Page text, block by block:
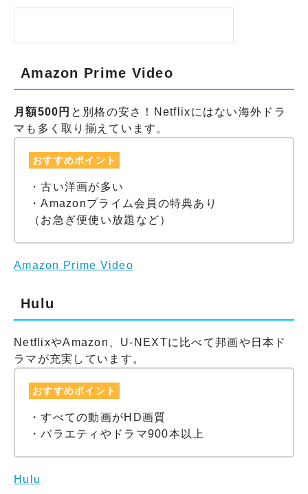
Amazon Prime Video
月額500円 と別格の安さ！Netflixにはない海外ドラ
マも多く取り揃えています。
おすすめポイント
・古い洋画が多い
・Amazonプライム会員の特典あり
（お急ぎ便使い放題など）
Amazon Prime Video
Hulu
NetflixやAmazon、U-NEXTに比べて邦画や日本ド
ラマが充実しています。
おすすめポイント
・すべての動画がHD画質
・バラエティやドラマ900本以上
Hulu